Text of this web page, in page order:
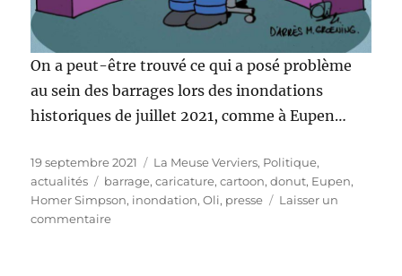
On a peut-être trouvé ce qui a posé problème
au sein des barrages lors des inondations
historiques de juillet 2021, comme à Eupen…
Publié
le
19 septembre 2021 Catégories
La Meuse Verviers, Politique,
actualités
Étiquettes
barrage,caricature,cartoon,donut, Eupen,
Homer Simpson, inondation,Oli, presse
Laisser un
commentairesur